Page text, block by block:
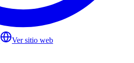
Ver sitio web